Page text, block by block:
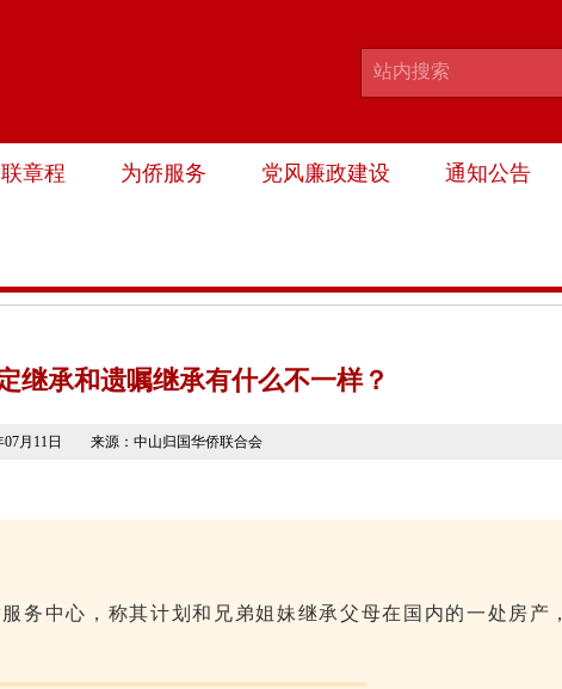
章程 为侨服务 党风廉政建设 通知公告
继承和遗嘱继承有什么不一样？
07月11日 来源：中山归国华侨联合会
务中心，称其计划和兄弟姐妹继承父母在国内的一处房产，